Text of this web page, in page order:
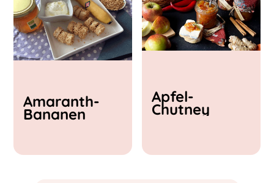
Amaranth-
Bananen
Apfel-
Chutney